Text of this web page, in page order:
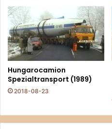
Hungarocamion
Spezialtransport (1989)
2018-08-23